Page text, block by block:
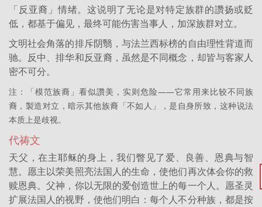
「反亚裔」情绪。这说明了无论是对特定族群的讚扬或贬
低，都基于偏见，最终可能伤害当事人，加深族群对立。
文明社会角落的排斥阴翳，与法兰西标榜的自由理性背道而
驰。反中、排华和反亚裔，虽然是不同概念，却皆与客家人
密不可分。
注：「模范族裔」看似讚美，实则危险——它常用来比较不同族
裔，製造对立，暗示其他族裔「不如人」，是自身所致，这种说法
本质上是歧视。
代祷文
天父，在主耶稣的身上，我们瞥见了爱、良善、恩典与智
慧。愿主以荣美照亮法国人的生命，使他们再次体会你的救
赎恩典。父神，你以无限的爱创造世上的每一个人。愿圣灵
扩展法国人的视野，使他们明白：每个人不分种族，都是按